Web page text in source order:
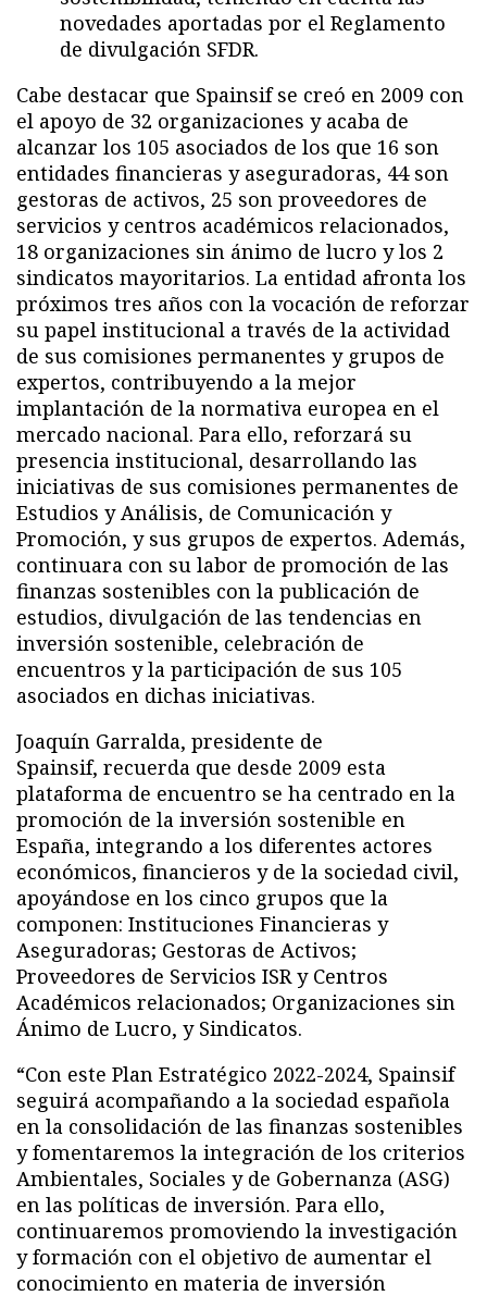
novedades aportadas por el Reglamento
de divulgación SFDR.
Cabe destacar que Spainsif se creó en 2009 con
el apoyo de 32 organizaciones y acaba de
alcanzar los 105 asociados de los que 16 son
entidades financieras y aseguradoras, 44 son
gestoras de activos, 25 son proveedores de
servicios y centros académicos relacionados,
18 organizaciones sin ánimo de lucro y los 2
sindicatos mayoritarios. La entidad afronta los
próximos tres años con la vocación de reforzar
su papel institucional a través de la actividad
de sus comisiones permanentes y grupos de
expertos, contribuyendo a la mejor
implantación de la normativa europea en el
mercado nacional. Para ello, reforzará su
presencia institucional, desarrollando las
iniciativas de sus comisiones permanentes de
Estudios y Análisis, de Comunicación y
Promoción, y sus grupos de expertos. Además,
continuara con su labor de promoción de las
finanzas sostenibles con la publicación de
estudios, divulgación de las tendencias en
inversión sostenible, celebración de
encuentros y la participación de sus 105
asociados en dichas iniciativas.
Joaquín Garralda, presidente de
Spainsif, recuerda que desde 2009 esta
plataforma de encuentro se ha centrado en la
promoción de la inversión sostenible en
España, integrando a los diferentes actores
económicos, financieros y de la sociedad civil,
apoyándose en los cinco grupos que la
componen: Instituciones Financieras y
Aseguradoras; Gestoras de Activos;
Proveedores de Servicios ISR y Centros
Académicos relacionados; Organizaciones sin
Ánimo de Lucro, y Sindicatos.
“Con este Plan Estratégico 2022-2024, Spainsif
seguirá acompañando a la sociedad española
en la consolidación de las finanzas sostenibles
y fomentaremos la integración de los criterios
Ambientales, Sociales y de Gobernanza (ASG)
en las políticas de inversión. Para ello,
continuaremos promoviendo la investigación
y formación con el objetivo de aumentar el
conocimiento en materia de inversión